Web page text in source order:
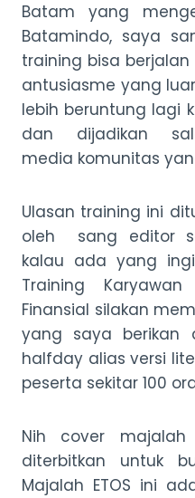
Batam yang
Batamindo, saya
training bisa
antusiasme yang
lebih beruntung lagi
dan dijadikan
media komunitas
Ulasan training ini
oleh sang editor
kalau ada yang
Training
Finansial silakan
yang saya berikan
halfday alias versi
peserta sekitar 100
Nih cover majalah
diterbitkan untuk
Majalah ETOS ini